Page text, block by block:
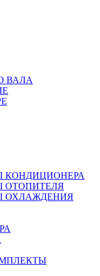
ВАЛА
КОНДИЦИОНЕРА
ОТОПИТЕЛЯ
ОХЛАЖДЕНИЯ